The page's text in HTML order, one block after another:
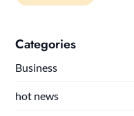
Categories
Business
hot news